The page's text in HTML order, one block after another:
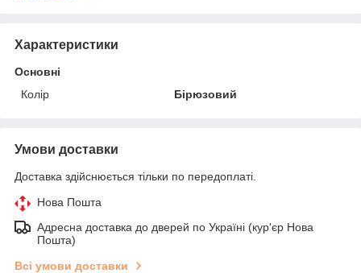
Характеристики
Основні
Колір
Бірюзовий
Умови доставки
Доставка здійснюється тільки по передоплаті.
Нова Пошта
Адресна доставка до дверей по Україні (кур'єр Нова
Пошта)
Всі умови доставки